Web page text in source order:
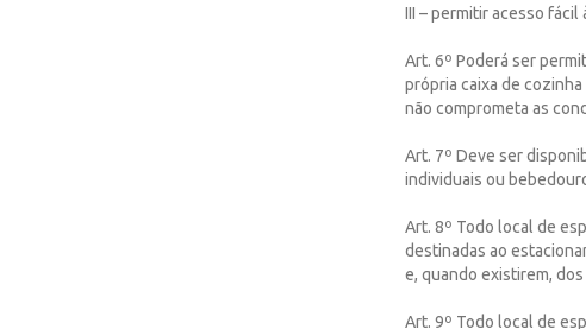
III – permitir acesso
Art. 6º Poderá ser
própria caixa de
não comprometa as
Art. 7º Deve ser
individuais ou
Art. 8º Todo local de
destinadas ao
e, quando existirem,
Art. 9º Todo local de